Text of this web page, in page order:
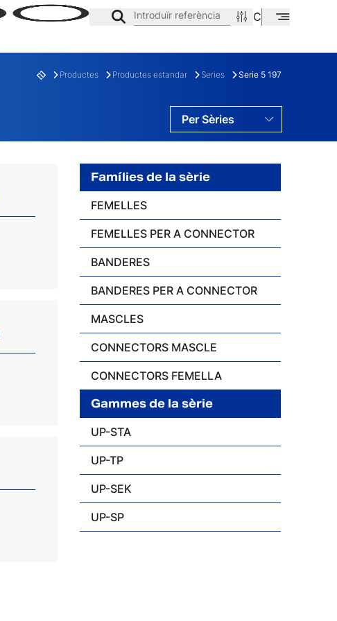
CA EN
Introduïr referència
FAMÍLIA
Productes Productes estandar Series Serie 5 197
Per Sèries
Per Famílies
Famílies de la sèrie
FEMELLES
FEMELLES PER A CONNECTOR
BANDERES
BANDERES PER A CONNECTOR
MASCLES
CONNECTORS MASCLE
CONNECTORS FEMELLA
Gammes de la sèrie
UP-STA
UP-TP
UP-SEK
UP-SP